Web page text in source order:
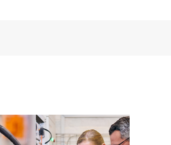
que impulsan la excelencia de